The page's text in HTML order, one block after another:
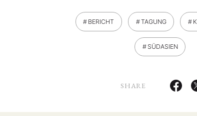
BERICHT TAGUNG
SÜDASIEN
SHARE